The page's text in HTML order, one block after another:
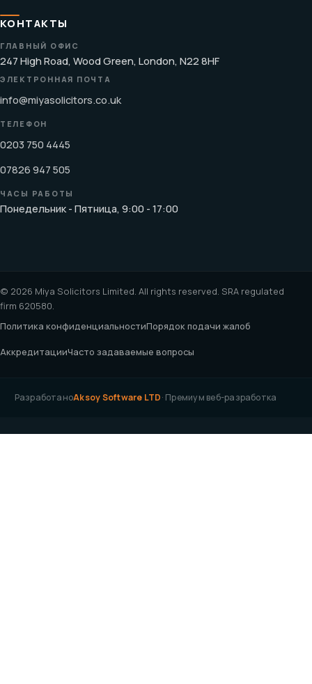
КОНТАКТЫ
ГЛАВНЫЙ ОФИС
247 High Road, Wood Green, London, N22 8HF
ЭЛЕКТРОННАЯ ПОЧТА
info@miyasolicitors.co.uk
ТЕЛЕФОН
0203 750 4445
07826 947 505
ЧАСЫ РАБОТЫ
Понедельник - Пятница, 9:00 - 17:00
© 2026 Miya Solicitors Limited. All rights reserved. SRA regulated
firm 620580.
Политика конфиденциальностиПорядок подачи жалоб
АккредитацииЧасто задаваемые вопросы
РазработаноAksoy Software LTD· Премиум веб-разработка